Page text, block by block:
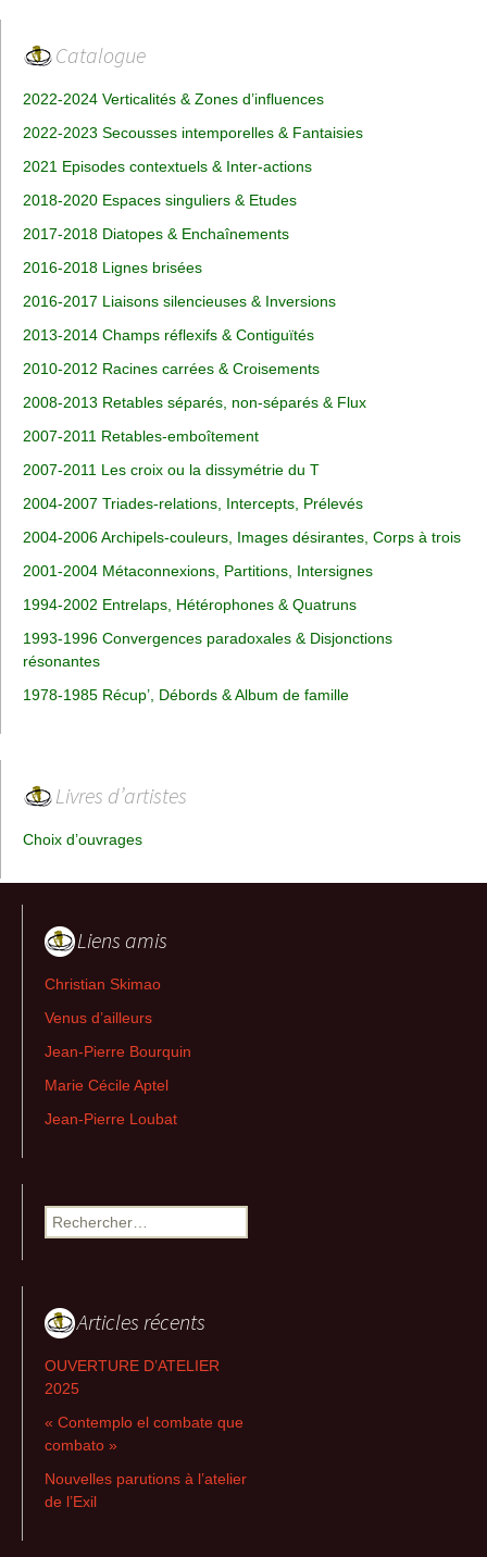
Catalogue
2022-2024 Verticalités & Zones d’influences
2022-2023 Secousses intemporelles & Fantaisies
2021 Episodes contextuels & Inter-actions
2018-2020 Espaces singuliers & Etudes
2017-2018 Diatopes & Enchaînements
2016-2018 Lignes brisées
2016-2017 Liaisons silencieuses & Inversions
2013-2014 Champs réflexifs & Contiguïtés
2010-2012 Racines carrées & Croisements
2008-2013 Retables séparés, non-séparés & Flux
2007-2011 Retables-emboîtement
2007-2011 Les croix ou la dissymétrie du T
2004-2007 Triades-relations, Intercepts, Prélevés
2004-2006 Archipels-couleurs, Images désirantes, Corps à trois
2001-2004 Métaconnexions, Partitions, Intersignes
1994-2002 Entrelaps, Hétérophones & Quatruns
1993-1996 Convergences paradoxales & Disjonctions
résonantes
1978-1985 Récup’, Débords & Album de famille
Livres d’artistes
Choix d’ouvrages
Liens amis
Christian Skimao
Venus d’ailleurs
Jean-Pierre Bourquin
Marie Cécile Aptel
Jean-Pierre Loubat
Rechercher :
Articles récents
OUVERTURE D’ATELIER
2025
« Contemplo el combate que
combato »
Nouvelles parutions à l’atelier
de l’Exil